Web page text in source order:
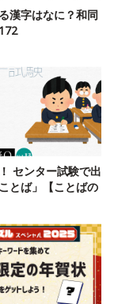
漢字はなに？和同
センター試験で出
とば」【ことばの